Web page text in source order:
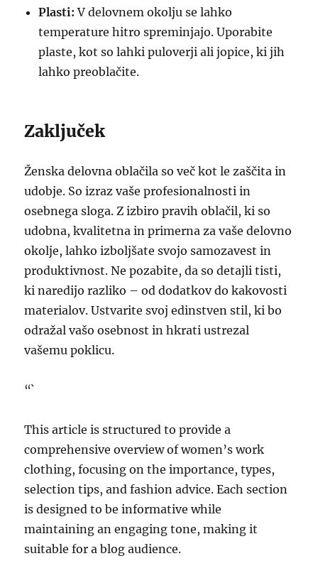
Plasti: V delovnem okolju se lahko
temperature hitro spreminjajo. Uporabite
plaste, kot so lahki puloverji ali jopice, ki jih
lahko preoblačite.
Zaključek
Ženska delovna oblačila so več kot le zaščita in
udobje. So izraz vaše profesionalnosti in
osebnega sloga. Z izbiro pravih oblačil, ki so
udobna, kvalitetna in primerna za vaše delovno
okolje, lahko izboljšate svojo samozavest in
produktivnost. Ne pozabite, da so detajli tisti,
ki naredijo razliko – od dodatkov do kakovosti
materialov. Ustvarite svoj edinstven stil, ki bo
odražal vašo osebnost in hkrati ustrezal
vašemu poklicu.
“`
This article is structured to provide a
comprehensive overview of women’s work
clothing, focusing on the importance, types,
selection tips, and fashion advice. Each section
is designed to be informative while
maintaining an engaging tone, making it
suitable for a blog audience.